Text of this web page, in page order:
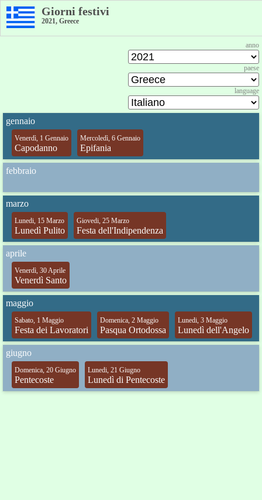
Giorni festivi
2021, Greece
anno
paese
language
gennaio
Venerdì, 1 Gennaio
Capodanno
Mercoledì, 6 Gennaio
Epifania
febbraio
marzo
Lunedi, 15 Marzo
Lunedì Pulito
Giovedi, 25 Marzo
Festa dell'Indipendenza
aprile
Venerdì, 30 Aprile
Venerdì Santo
maggio
Sabato, 1 Maggio
Festa dei Lavoratori
Domenica, 2 Maggio
Pasqua Ortodossa
Lunedi, 3 Maggio
Lunedì dell'Angelo
giugno
Domenica, 20 Giugno
Pentecoste
Lunedi, 21 Giugno
Lunedì di Pentecoste